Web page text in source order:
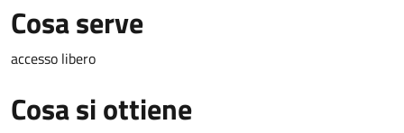
Cosa serve
accesso libero
Cosa si ottiene